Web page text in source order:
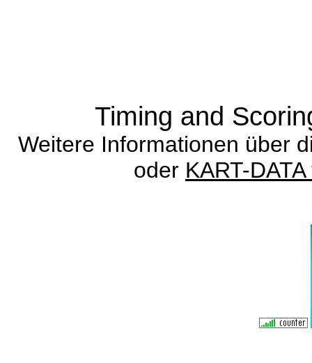
Timing and
Weitere Informationen über
oder KART-